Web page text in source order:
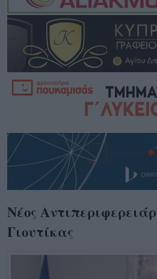
Νέος
Γιουτίκας